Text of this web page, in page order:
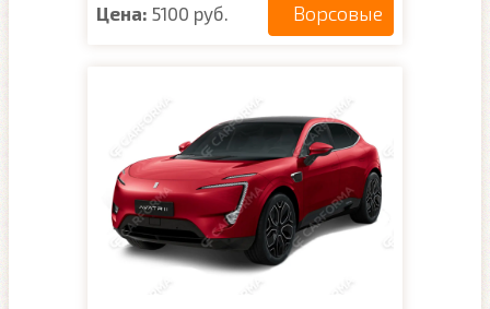
Цена: 5100 руб. Ворсовые